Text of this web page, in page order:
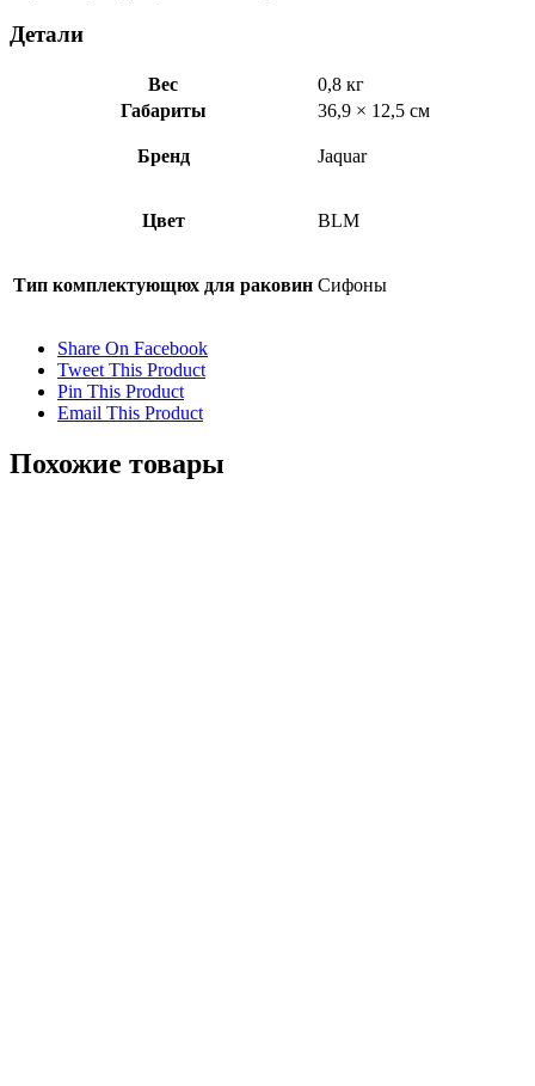
Детали
Вес
0,8 кг
Габариты
36,9 × 12,5 см
Бренд Jaquar
Цвет BLM
Тип комплектующюх для раковин Сифоны
Share On Facebook
Tweet This Product
Pin This Product
Email This Product
Похожие товары